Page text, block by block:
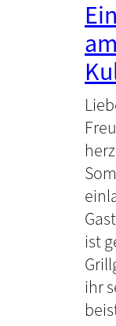
ist
ihr